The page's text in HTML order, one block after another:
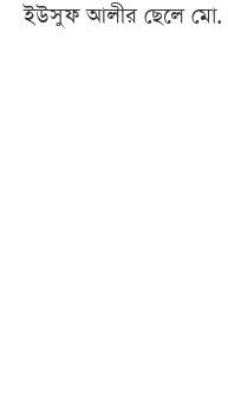
ইউসুফ আলীর ছেলে মো.